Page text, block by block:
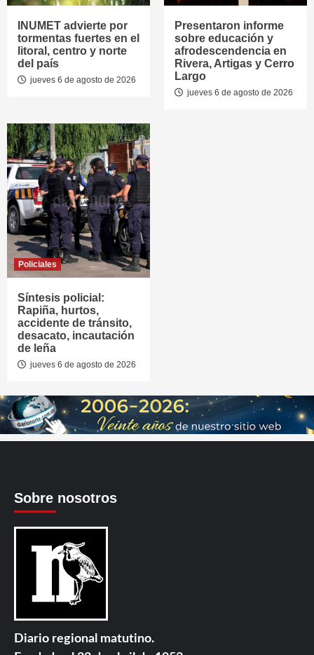
INUMET advierte por
tormentas fuertes en el
litoral, centro y norte
del país
jueves 6 de agosto de 2026
Presentaron informe
sobre educación y
afrodescendencia en
Rivera, Artigas y Cerro
Largo
jueves 6 de agosto de 2026
Policiales
Síntesis policial:
Rapiña, hurtos,
accidente de tránsito,
desacato, incautación
de leña
jueves 6 de agosto de 2026
Sobre nosotros
Diario regional matutino.